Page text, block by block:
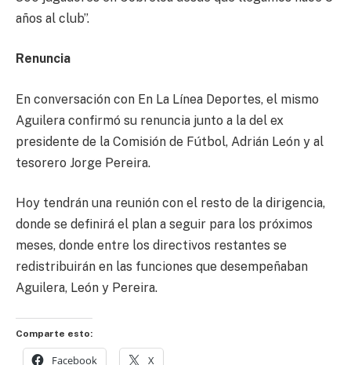
años al club”.
Renuncia
En conversación con En La Línea Deportes, el mismo
Aguilera confirmó su renuncia junto a la del ex
presidente de la Comisión de Fútbol, Adrián León y al
tesorero Jorge Pereira.
Hoy tendrán una reunión con el resto de la dirigencia,
donde se definirá el plan a seguir para los próximos
meses, donde entre los directivos restantes se
redistribuirán en las funciones que desempeñaban
Aguilera, León y Pereira.
Comparte esto:
Facebook X